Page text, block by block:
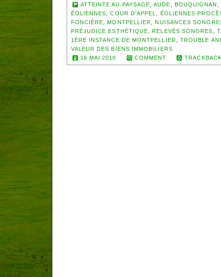
ATTEINTE AU PAYSAGE ,AUDE BOUQUIGNAN
ÉOLIENNES
,COUR D’APPEL
ÉOLIENNES
FONCIÈRE ,MONTPELLIER ,NUISANCES
PRÉJUDICE ESTHÉTIQUE ,RELEVÉS SONORES
1ÈRE INSTANCE DE MONTPELLIER
TROUBLE
VALEUR DES BIENS IMMOBILIERS
16 MAI 2010
COMMENT